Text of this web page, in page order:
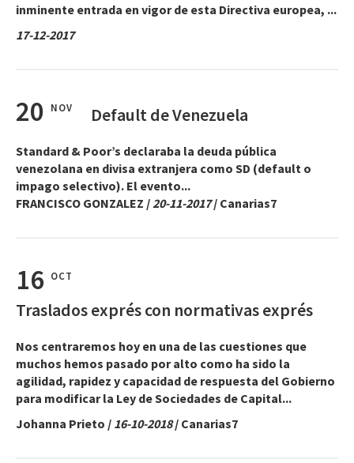
inminente entrada en vigor de esta Directiva europea, ...
17-12-2017
20 NOV Default de Venezuela
Standard & Poor’s declaraba la deuda pública
venezolana en divisa extranjera como SD (default o
impago selectivo). El evento...
FRANCISCO GONZALEZ / 20-11-2017/ Canarias7
16 OCT
Traslados exprés con normativas exprés
Nos centraremos hoy en una de las cuestiones que
muchos hemos pasado por alto como ha sido la
agilidad, rapidez y capacidad de respuesta del Gobierno
para modificar la Ley de Sociedades de Capital...
Johanna Prieto / 16-10-2018/ Canarias7